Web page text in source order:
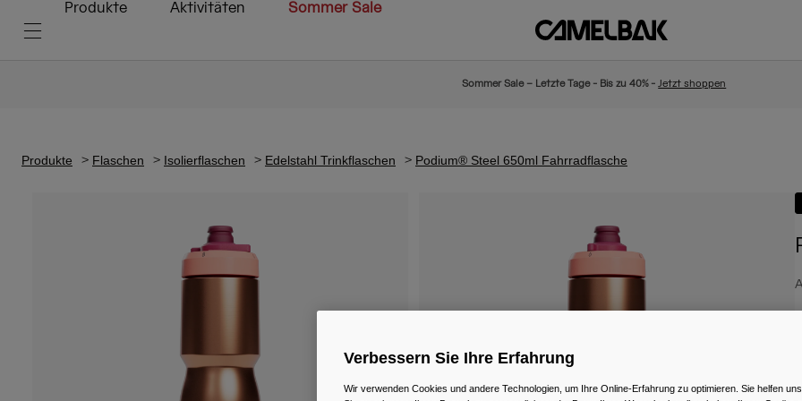
Produkte Aktivitäten Sommer Sale
Sommer Sale – Letzte Tage - Bis zu 40% -Jetzt shoppen
Produkte Flaschen Isolierflaschen Edelstahl Trinkflaschen Podium® Steel 650ml Fahrradflasche
Verbessern Sie Ihre Erfahrung
Wir verwenden Cookies und andere Technologien, um Ihre Online-Erfahrung zu optimieren. Sie helfen